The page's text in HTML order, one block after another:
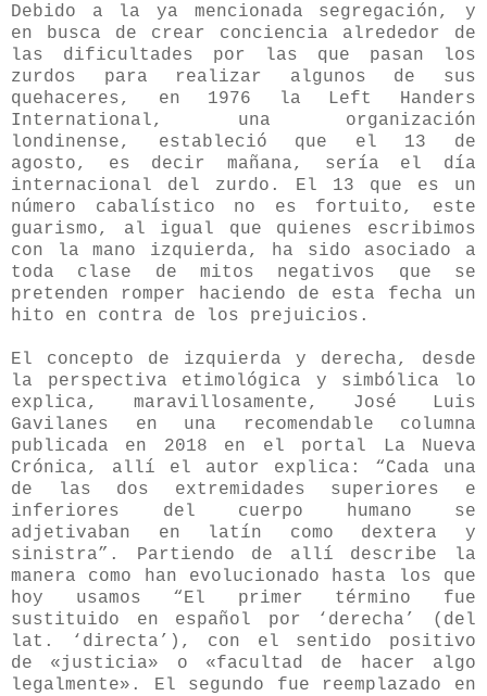
Debido a la ya mencionada segregación, y
en busca de crear conciencia alrededor de
las dificultades por las que pasan los
zurdos para realizar algunos de sus
quehaceres, en 1976 la Left Handers
International, una organización
londinense, estableció que el 13 de
agosto, es decir mañana, sería el día
internacional del zurdo. El 13 que es un
número cabalístico no es fortuito, este
guarismo, al igual que quienes escribimos
con la mano izquierda, ha sido asociado a
toda clase de mitos negativos que se
pretenden romper haciendo de esta fecha un
hito en contra de los prejuicios.
El concepto de izquierda y derecha, desde
la perspectiva etimológica y simbólica lo
explica, maravillosamente, José Luis
Gavilanes en una recomendable columna
publicada en 2018 en el portal La Nueva
Crónica, allí el autor explica: “Cada una
de las dos extremidades superiores e
inferiores del cuerpo humano se
adjetivaban en latín como dextera y
sinistra”. Partiendo de allí describe la
manera como han evolucionado hasta los que
hoy usamos “ El primer término fue
sustituido en español por ‘derecha’ (del
lat. ‘directa’), con el sentido positivo
de «justicia» o «facultad de hacer algo
legalmente». El segundo fue reemplazado en